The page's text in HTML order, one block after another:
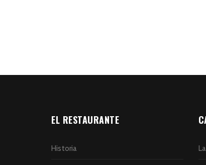
EL RESTAURANTE
Historia